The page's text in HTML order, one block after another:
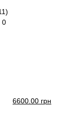
0
6600.00 грн